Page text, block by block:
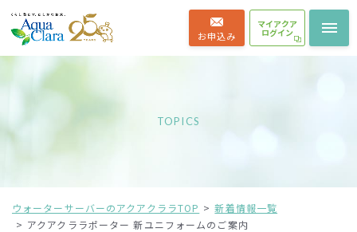
お申込み
マイアクア
ログイン
TOPICS
ウォーターサーバーのアクアクララTOP
新着情報一覧
アクアクララポーター 新ユニフォームのご案内